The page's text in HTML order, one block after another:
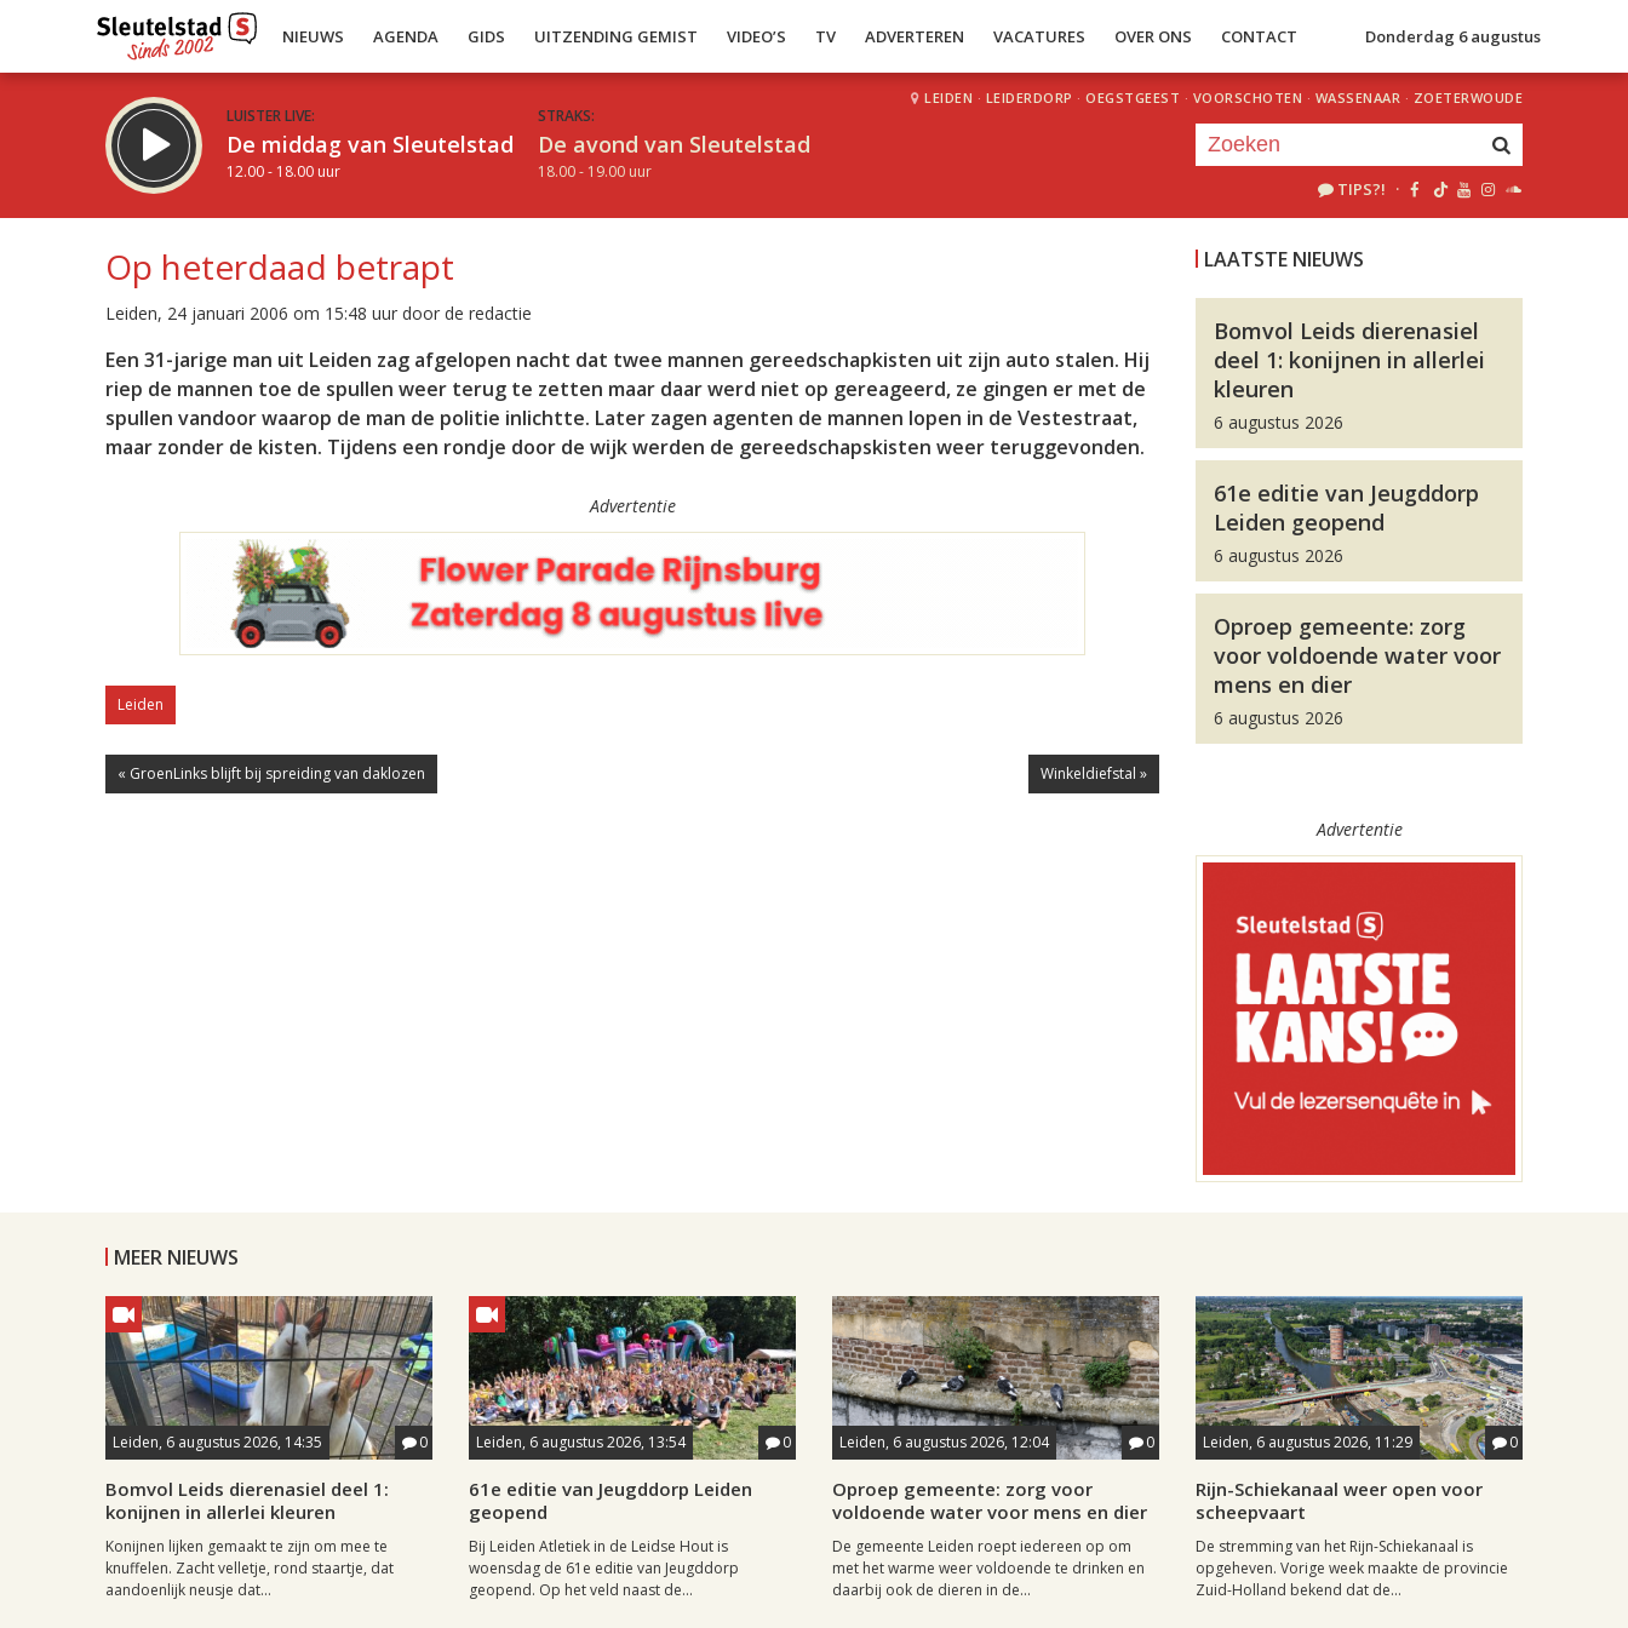
NIEUWS AGENDA GIDS UITZENDING GEMIST VIDEO’S TV ADVERTEREN VACATURES OVER ONS CONTACT Donderdag 6 augustus
LUISTER LIVE:
De middag van Sleutelstad
12.00 - 18.00 uur
STRAKS:
De avond van Sleutelstad
18.00 - 19.00 uur
LEIDEN · LEIDERDORP · OEGSTGEEST · VOORSCHOTEN · WASSENAAR · ZOETERWOUDE
TIPS?! ·
Inklappen
Op heterdaad betrapt
Leiden, 24 januari 2006 om 15:48 uur door de redactie
Een 31-jarige man uit Leiden zag afgelopen nacht dat twee mannen gereedschapkisten uit zijn auto stalen. Hij
riep de mannen toe de spullen weer terug te zetten maar daar werd niet op gereageerd, ze gingen er met de
spullen vandoor waarop de man de politie inlichtte. Later zagen agenten de mannen lopen in de Vestestraat,
maar zonder de kisten. Tijdens een rondje door de wijk werden de gereedschapskisten weer teruggevonden.
Advertentie
Leiden
« GroenLinks blijft bij spreiding van daklozen Winkeldiefstal »
LAATSTE NIEUWS
Bomvol Leids dierenasiel
deel 1: konijnen in allerlei
kleuren
6 augustus 2026
61e editie van Jeugddorp
Leiden geopend
6 augustus 2026
Oproep gemeente: zorg
voor voldoende water voor
mens en dier
6 augustus 2026
Advertentie
MEER NIEUWS
Leiden, 6 augustus 2026, 14:35 0
Bomvol Leids dierenasiel deel 1:
konijnen in allerlei kleuren
Konijnen lijken gemaakt te zijn om mee te
knuffelen. Zacht velletje, rond staartje, dat
aandoenlijk neusje dat...
Leiden, 6 augustus 2026, 13:54 0
61e editie van Jeugddorp Leiden
geopend
Bij Leiden Atletiek in de Leidse Hout is
woensdag de 61e editie van Jeugddorp
geopend. Op het veld naast de...
Leiden, 6 augustus 2026, 12:04 0
Oproep gemeente: zorg voor
voldoende water voor mens en dier
De gemeente Leiden roept iedereen op om
met het warme weer voldoende te drinken en
daarbij ook de dieren in de...
Leiden, 6 augustus 2026, 11:29 0
Rijn-Schiekanaal weer open voor
scheepvaart
De stremming van het Rijn-Schiekanaal is
opgeheven. Vorige week maakte de provincie
Zuid-Holland bekend dat de...